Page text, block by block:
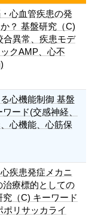
心血管疾患の発
？ 基盤研究（C)
合異常、疾患モデ
クAMP、心不
心機能制御 基盤
ード(交感神経、
心機能、心筋保
疾患発症メカニ
治療標的としての
（C) キーワード
ポリサッカライ